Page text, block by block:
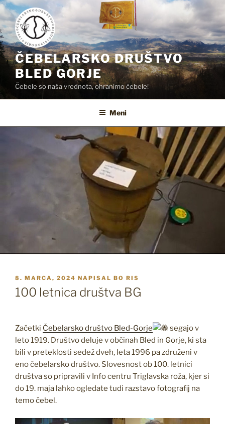
Skoči
na
vsebino
ČEBELARSKO DRUŠTVO
BLED GORJE
Čebele so naša vrednota, ohranimo čebele!
Meni
OBJAVLJENO
DNE
8. MARCA, 2024 NAPISAL BO RIS
100 letnica društva BG
Začetki Čebelarsko društvo Bled-Gorje
segajo v
leto 1919. Društvo deluje v občinah Bled in Gorje, ki sta
bili v preteklosti sedež dveh, leta 1996 pa združeni v
eno čebelarsko društvo. Slovesnost ob 100. letnici
društva so pripravili v Info centru Triglavska roža, kjer si
do 19. maja lahko ogledate tudi razstavo fotografij na
temo čebel.